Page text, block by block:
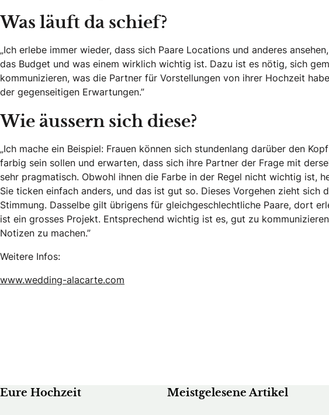
Was läuft da schief?
„Ich erlebe immer wieder, dass sich Paare Locations und anderes
das Budget und was einem wirklich wichtig ist. Dazu ist es nötig, sich
kommunizieren, was die Partner für Vorstellungen von ihrer Hochzeit
der gegenseitigen Erwartungen.”
Wie äussern sich diese?
„Ich mache ein Beispiel: Frauen können sich stundenlang darüber den
farbig sein sollen und erwarten, dass sich ihre Partner der Frage mit
sehr pragmatisch. Obwohl ihnen die Farbe in der Regel nicht wichtig ist,
Sie ticken einfach anders, und das ist gut so. Dieses Vorgehen zieht sich
Stimmung. Dasselbe gilt übrigens für gleichgeschlechtliche Paare, dort
ist ein grosses Projekt. Entsprechend wichtig ist es, gut zu
Notizen zu machen.”
Weitere Infos:
www.wedding-alacarte.com
Eure Hochzeit Meistgelesene Artikel